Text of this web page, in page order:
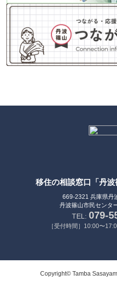
移住の相談窓口「丹波
669-2321 兵庫県丹
丹波篠山市民センタ
TEL: 079-
［受付時間］10:00〜
Copyright© Tamba